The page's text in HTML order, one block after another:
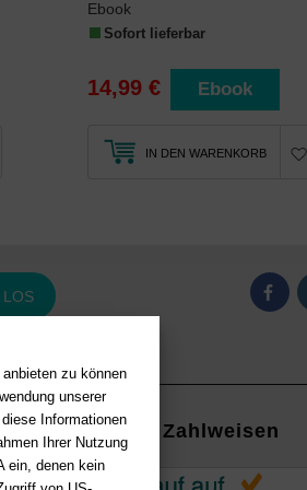
zu können
unserer
Informationen
Ihrer Nutzung
ein, denen kein
Ebook
Sofort lieferbar
14,99 € Ebook
IN DEN WARENKORB
LOS
Zahlweisen